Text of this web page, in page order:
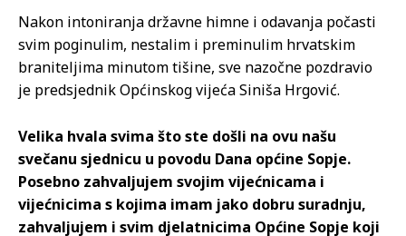
Nakon intoniranja državne himne i odavanja počasti
svim poginulim, nestalim i preminulim hrvatskim
braniteljima minutom tišine, sve nazočne pozdravio
je predsjednik Općinskog vijeća Siniša Hrgović.
Velika hvala svima što ste došli na ovu našu
svečanu sjednicu u povodu Dana općine Sopje.
Posebno zahvaljujem svojim vijećnicama i
vijećnicima s kojima imam jako dobru suradnju,
zahvaljujem i svim djelatnicima Općine Sopje koji